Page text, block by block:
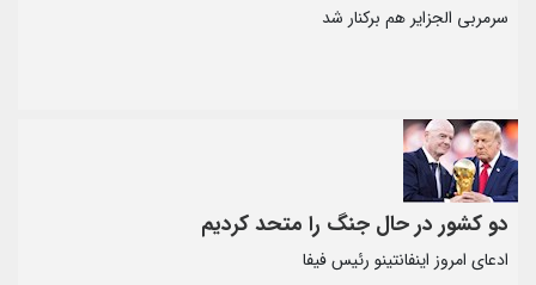
سرمربی الجزایر هم برکنار شد
دو کشور در حال جنگ را متحد کردیم
ادعای امروز اینفانتینو رئیس فیفا